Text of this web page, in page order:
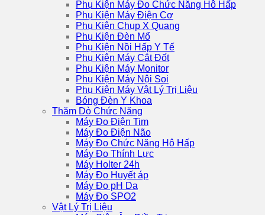
Phụ Kiện Máy Đo Chức Năng Hô Hấp
Phụ Kiện Máy Điện Cơ
Phụ Kiện Chụp X Quang
Phụ Kiện Đèn Mổ
Phụ Kiện Nồi Hấp Y Tế
Phụ Kiện Máy Cắt Đốt
Phụ Kiện Máy Monitor
Phụ Kiện Máy Nội Soi
Phụ Kiện Máy Vật Lý Trị Liệu
Bóng Đèn Y Khoa
Thăm Dò Chức Năng
Máy Đo Điện Tim
Máy Đo Điện Não
Máy Đo Chức Năng Hô Hấp
Máy Đo Thính Lực
Máy Holter 24h
Máy Đo Huyết áp
Máy Đo pH Da
Máy Đo SPO2
Vật Lý Trị Liệu